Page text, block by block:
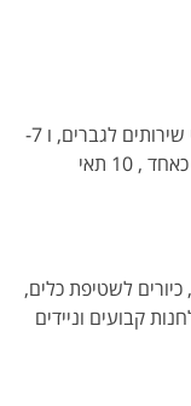
5 תאי שירותים לנשים, 5 תאי שירותים לגברים, ו 7-
תאי שירותים לנשים ולגברים כאחד , 10 תאי
לשטיפת כלים,
קבועים וניידים